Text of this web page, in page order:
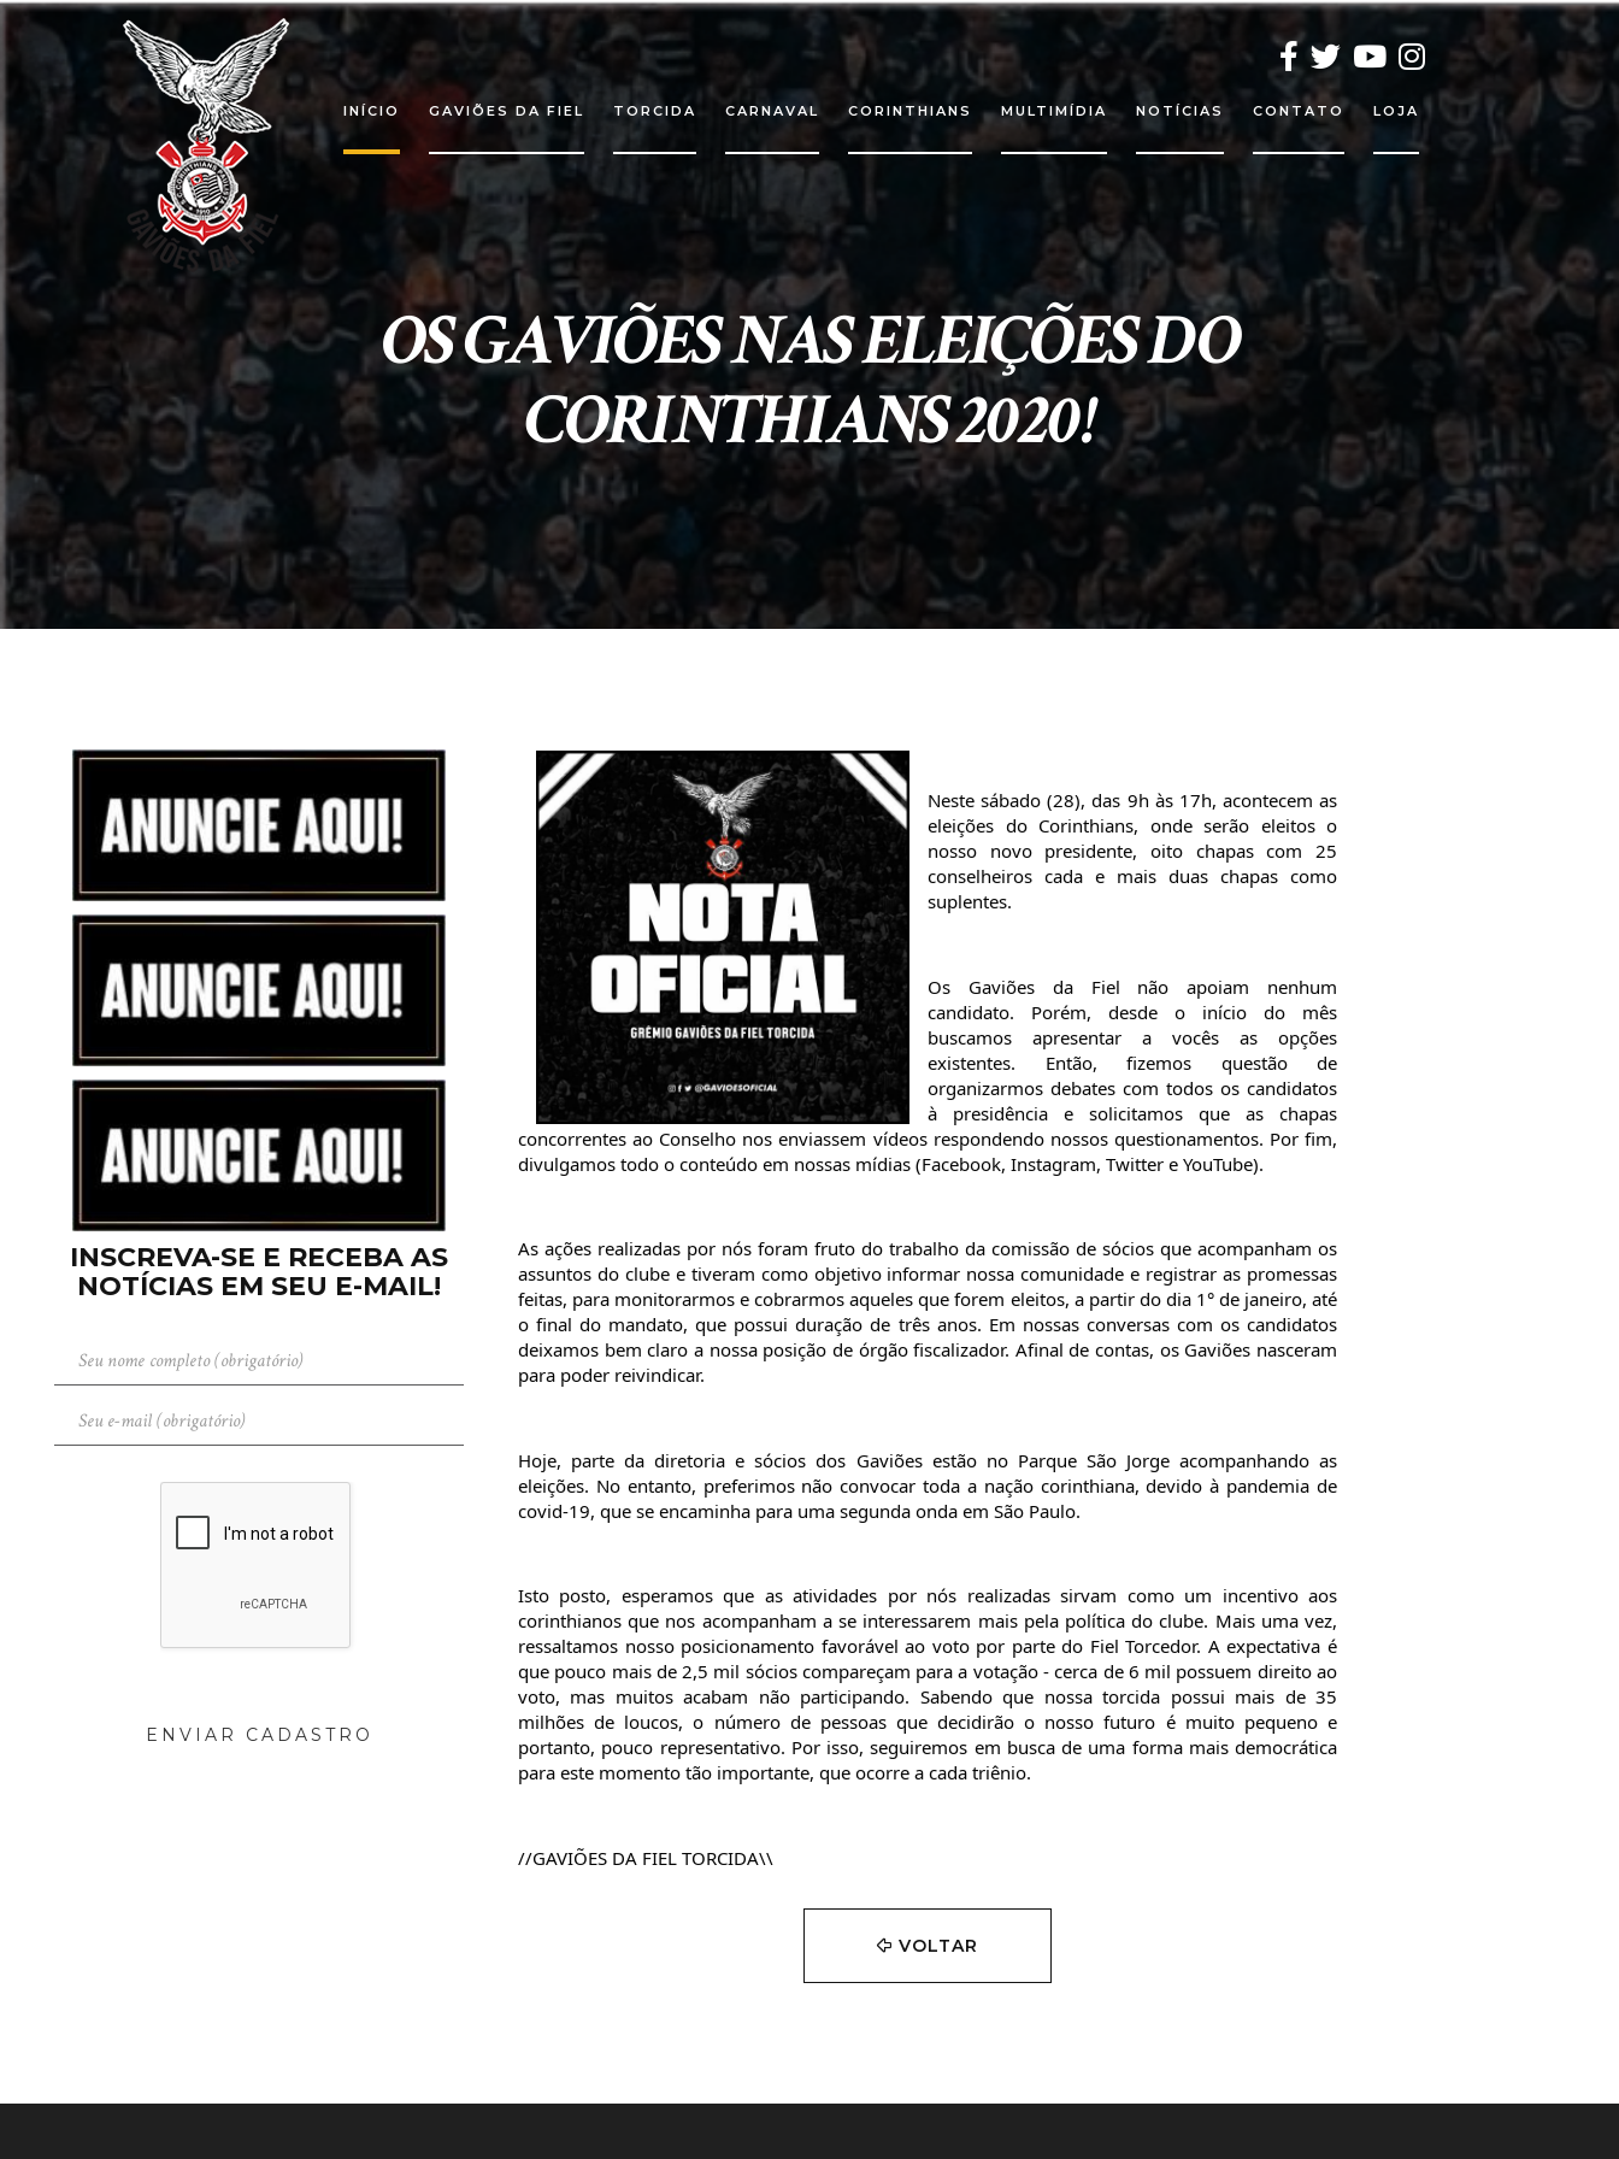
INÍCIO GAVIÕES DA FIEL TORCIDA CARNAVAL CORINTHIANS MULTIMÍDIA NOTÍCIAS CONTATO LOJA
OS GAVIÕES NAS ELEIÇÕES DO
CORINTHIANS 2020!
INSCREVA-SE E RECEBA AS
NOTÍCIAS EM SEU E-MAIL!
ENVIAR CADASTRO
Neste sábado (28), das 9h às 17h, acontecem as
eleições do Corinthians, onde serão eleitos o
nosso novo presidente, oito chapas com 25
conselheiros cada e mais duas chapas como
suplentes.
Os Gaviões da Fiel não apoiam nenhum
candidato. Porém, desde o início do mês
buscamos apresentar a vocês as opções
existentes. Então, fizemos questão de
organizarmos debates com todos os candidatos
à presidência e solicitamos que as chapas
concorrentes ao Conselho nos enviassem vídeos respondendo nossos questionamentos. Por fim,
divulgamos todo o conteúdo em nossas mídias (Facebook, Instagram, Twitter e YouTube).
As ações realizadas por nós foram fruto do trabalho da comissão de sócios que acompanham os
assuntos do clube e tiveram como objetivo informar nossa comunidade e registrar as promessas
feitas, para monitorarmos e cobrarmos aqueles que forem eleitos, a partir do dia 1° de janeiro, até
o final do mandato, que possui duração de três anos. Em nossas conversas com os candidatos
deixamos bem claro a nossa posição de órgão fiscalizador. Afinal de contas, os Gaviões nasceram
para poder reivindicar.
Hoje, parte da diretoria e sócios dos Gaviões estão no Parque São Jorge acompanhando as
eleições. No entanto, preferimos não convocar toda a nação corinthiana, devido à pandemia de
covid-19, que se encaminha para uma segunda onda em São Paulo.
Isto posto, esperamos que as atividades por nós realizadas sirvam como um incentivo aos
corinthianos que nos acompanham a se interessarem mais pela política do clube. Mais uma vez,
ressaltamos nosso posicionamento favorável ao voto por parte do Fiel Torcedor. A expectativa é
que pouco mais de 2,5 mil sócios compareçam para a votação - cerca de 6 mil possuem direito ao
voto, mas muitos acabam não participando. Sabendo que nossa torcida possui mais de 35
milhões de loucos, o número de pessoas que decidirão o nosso futuro é muito pequeno e
portanto, pouco representativo. Por isso, seguiremos em busca de uma forma mais democrática
para este momento tão importante, que ocorre a cada triênio.
//GAVIÕES DA FIEL TORCIDA\\
VOLTAR